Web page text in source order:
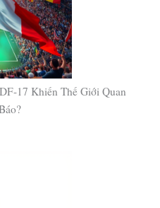
17 Khiến Thế Giới Quan